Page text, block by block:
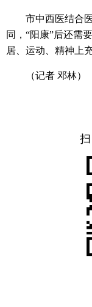
市中西医结合
同，“阳康”后还需
居、运动、精神上
（记者 邓林）